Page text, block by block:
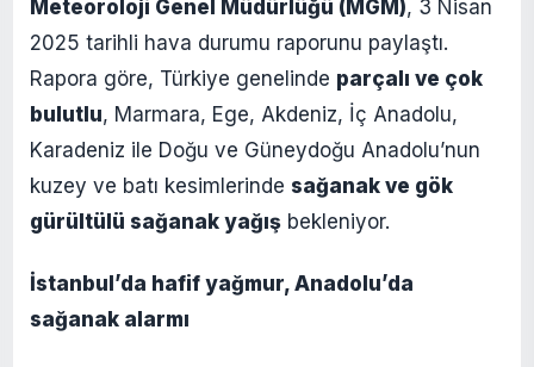
Meteoroloji Genel Müdürlüğü (MGM), 3 Nisan
2025 tarihli hava durumu raporunu paylaştı.
Rapora göre, Türkiye genelinde parçalı ve çok
bulutlu, Marmara, Ege, Akdeniz, İç Anadolu,
Karadeniz ile Doğu ve Güneydoğu Anadolu’nun
kuzey ve batı kesimlerinde sağanak ve gök
gürültülü sağanak yağış bekleniyor.
İstanbul’da hafif yağmur, Anadolu’da
sağanak alarmı